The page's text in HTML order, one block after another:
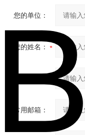
您的单位：
您的姓名：
常用邮箱：